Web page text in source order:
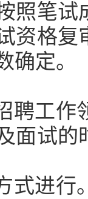
照笔试
资格
确定。
聘工作
面试
式进行